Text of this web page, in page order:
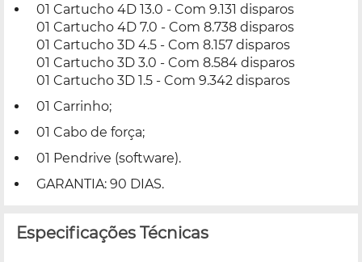
01 Cartucho 4D 13.0 - Com 9.131 disparos
01 Cartucho 4D 7.0 - Com 8.738 disparos
01 Cartucho 3D 4.5 - Com 8.157 disparos
01 Cartucho 3D 3.0 - Com 8.584 disparos
01 Cartucho 3D 1.5 - Com 9.342 disparos
01 Carrinho;
01 Cabo de força;
01 Pendrive (software).
GARANTIA: 90 DIAS.
Especificações Técnicas